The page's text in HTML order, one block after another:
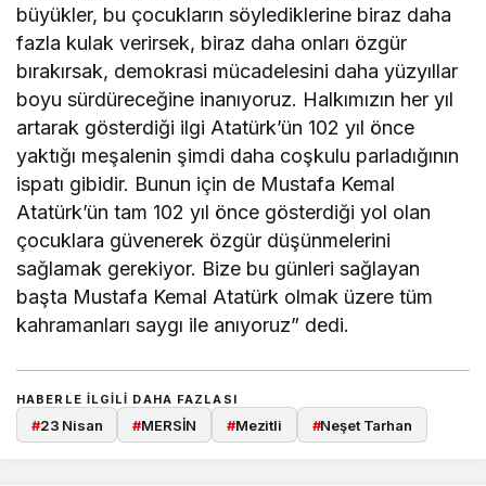
büyükler, bu çocukların söylediklerine biraz daha
fazla kulak verirsek, biraz daha onları özgür
bırakırsak, demokrasi mücadelesini daha yüzyıllar
boyu sürdüreceğine inanıyoruz. Halkımızın her yıl
artarak gösterdiği ilgi Atatürk’ün 102 yıl önce
yaktığı meşalenin şimdi daha coşkulu parladığının
ispatı gibidir. Bunun için de Mustafa Kemal
Atatürk’ün tam 102 yıl önce gösterdiği yol olan
çocuklara güvenerek özgür düşünmelerini
sağlamak gerekiyor. Bize bu günleri sağlayan
başta Mustafa Kemal Atatürk olmak üzere tüm
kahramanları saygı ile anıyoruz” dedi.
HABERLE ILGILI DAHA FAZLASI
#23 Nisan #MERSİN #Mezitli #Neşet Tarhan